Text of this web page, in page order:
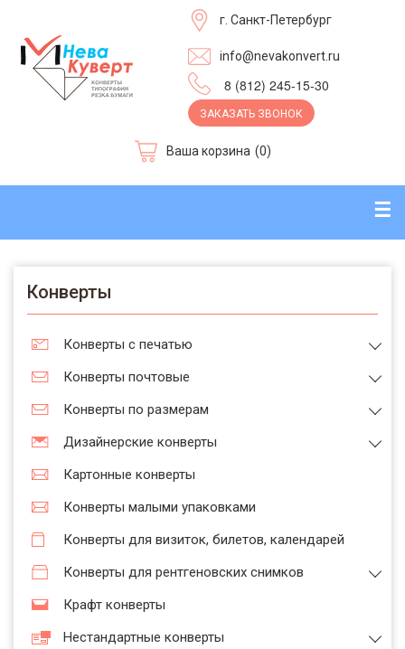
г. Санкт-Петербург
info@nevakonvert.ru
8 (812) 245-15-30
ЗАКАЗАТЬ ЗВОНОК
Ваша корзина (0)
☰
Конверты
Конверты с печатью
Конверты почтовые
Конверты по размерам
Дизайнерские конверты
Картонные конверты
Конверты малыми упаковками
Конверты для визиток, билетов, календарей
Конверты для рентгеновских снимков
Крафт конверты
Нестандартные конверты